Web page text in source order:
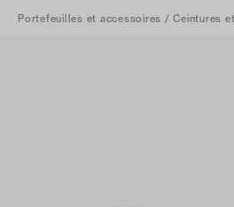
Portefeuilles et accessoires /Ceintures